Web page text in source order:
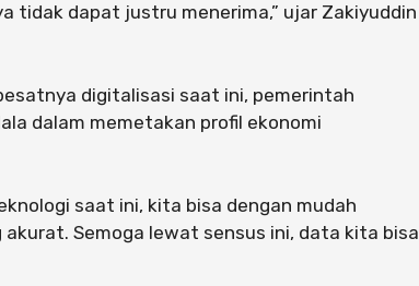
tidak dapat justru menerima,” ujar Zakiyuddin
digitalisasi saat ini, pemerintah
dalam memetakan profil ekonomi
saat ini, kita bisa dengan mudah
Semoga lewat sensus ini, data kita bisa